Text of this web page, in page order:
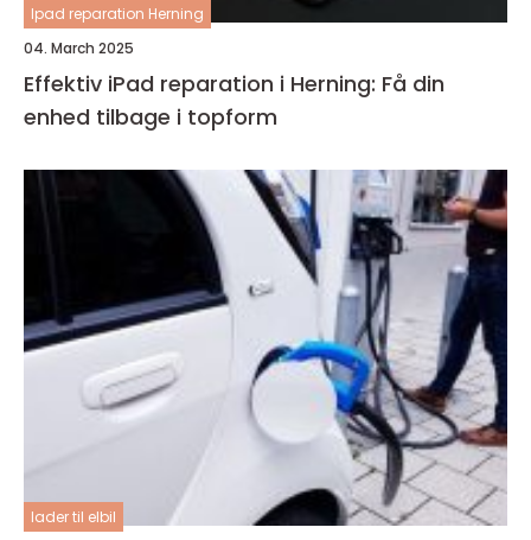
Ipad reparation Herning
04. March 2025
Effektiv iPad reparation i Herning: Få din
enhed tilbage i topform
lader til elbil